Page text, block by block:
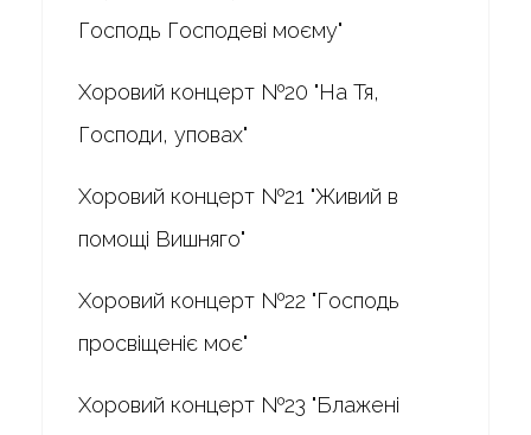
Господь Господеві моєму"
Хоровий концерт №20 "На Тя,
Господи, уповах"
Хоровий концерт №21 "Живий в
помощі Вишняго"
Хоровий концерт №22 "Господь
просвіщеніє моє"
Хоровий концерт №23 "Блажені